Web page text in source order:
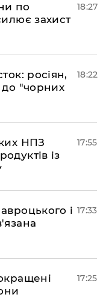
по
захист
18:27
росіян,
до "чорних
18:22
НПЗ
із
17:55
і 17:33
17:25